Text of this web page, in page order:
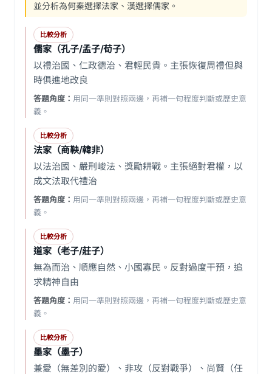
並分析為何秦選擇法家、漢選擇儒家。
比較分析
儒家（孔子/孟子/荀子）
以禮治國、仁政德治、君輕民貴。主張恢復周禮但與
時俱進地改良
答題角度： 用同一準則對照兩邊，再補一句程度判斷或歷史意
義。
比較分析
法家（商鞅/韓非）
以法治國、嚴刑峻法、獎勵耕戰。主張絕對君權，以
成文法取代禮治
答題角度： 用同一準則對照兩邊，再補一句程度判斷或歷史意
義。
比較分析
道家（老子/莊子）
無為而治、順應自然、小國寡民。反對過度干預，追
求精神自由
答題角度： 用同一準則對照兩邊，再補一句程度判斷或歷史意
義。
比較分析
墨家（墨子）
兼愛（無差別的愛）、非攻（反對戰爭）、尚賢（任